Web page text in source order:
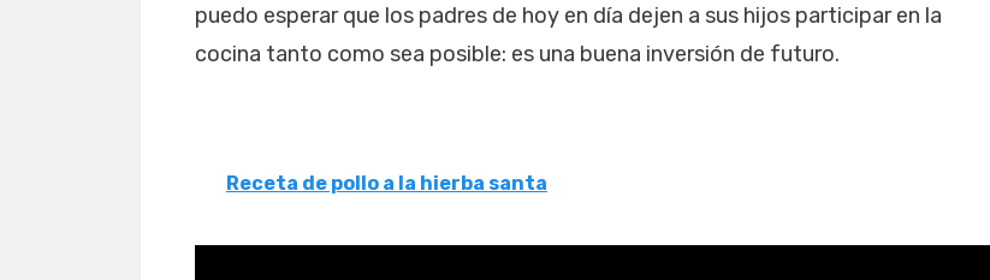
puedo esperar que los padres de hoy en día dejen a sus hijos participar en la
cocina tanto como sea posible: es una buena inversión de futuro.
Receta de pollo a la hierba santa